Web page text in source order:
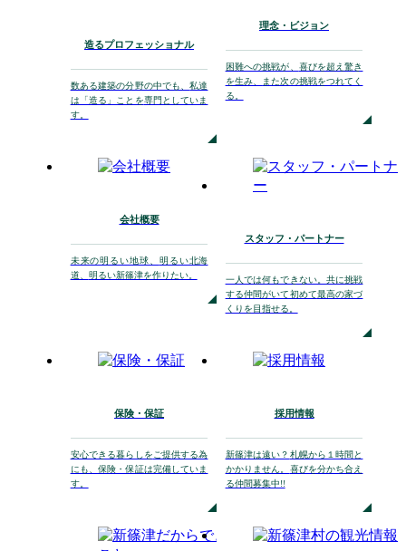
造るプロフェッショナル
数ある建築の分野の中でも、私達
は「造る」ことを専門としていま
す。
理念・ビジョン
困難への挑戦が、 喜びを超え驚き
を生み、
また次の挑戦をつれてく
る。
会社概要
未来の明るい地球、 明るい北海
道、 明るい新篠津を作りたい。
スタッフ・パートナー
一人では何もできない。共に挑戦
する仲間がいて初めて最高の家づ
くりを目指せる。
保険・保証
安心できる暮らしを ご提供する為
にも、 保険・保証は完備していま
す。
採用情報
新篠津は遠い？ 札幌から１時間と
かかりません。 喜びを分かち合え
る仲間募集中!!